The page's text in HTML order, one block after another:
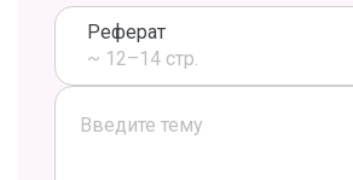
Реферат
~ 12–14 стр.